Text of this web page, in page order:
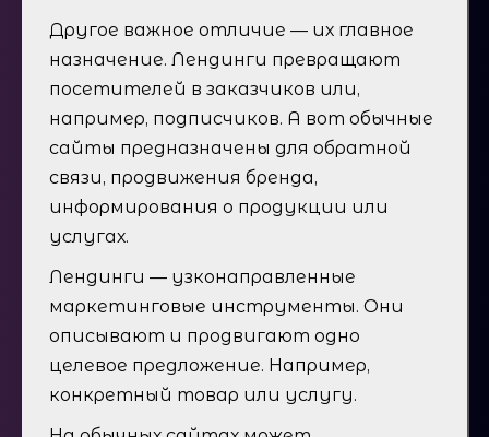
Другое важное отличие — их главное
назначение. Лендинги превращают
посетителей в заказчиков или,
например, подписчиков. А вот обычные
сайты предназначены для обратной
связи, продвижения бренда,
информирования о продукции или
услугах.
Лендинги — узконаправленные
маркетинговые инструменты. Они
описывают и продвигают одно
целевое предложение. Например,
конкретный товар или услугу.